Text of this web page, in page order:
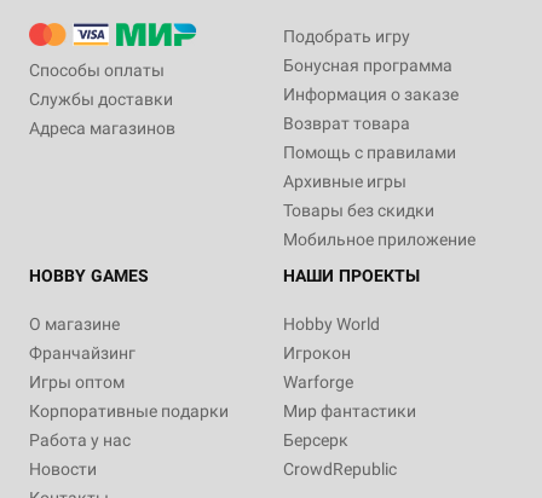
Способы оплаты
Службы доставки
Адреса магазинов
Подобрать игру
Бонусная программа
Информация о заказе
Возврат товара
Помощь с правилами
Архивные игры
Товары без скидки
Мобильное приложение
HOBBY GAMES
О магазине
Франчайзинг
Игры оптом
Корпоративные подарки
Работа у нас
Новости
НАШИ ПРОЕКТЫ
Hobby World
Игрокон
Warforge
Мир фантастики
Берсерк
CrowdRepublic